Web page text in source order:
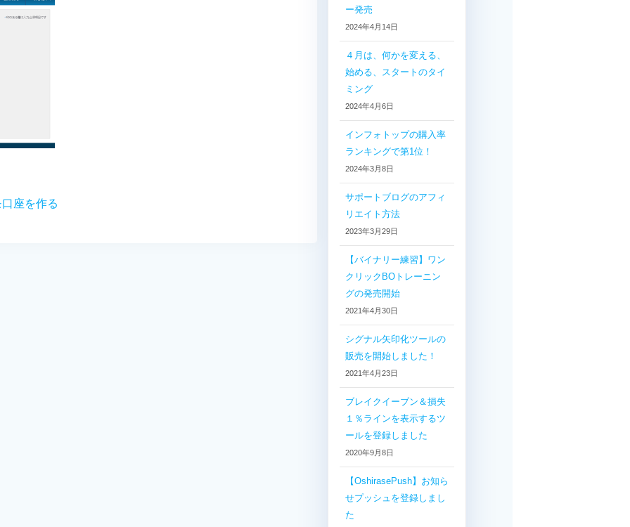
座を作る
ー発売
2024年4月14日
４月は、何かを変える、
始める、スタートのタイ
ミング
2024年4月6日
インフォトップの購入率
ランキングで第1位！
2024年3月8日
サポートブログのアフィ
リエイト方法
2023年3月29日
【バイナリー練習】ワン
クリックBOトレーニン
グの発売開始
2021年4月30日
シグナル矢印化ツールの
販売を開始しました！
2021年4月23日
ブレイクイーブン＆損失
１％ラインを表示するツ
ールを登録しました
2020年9月8日
【OshirasePush】お知ら
せプッシュを登録しまし
た